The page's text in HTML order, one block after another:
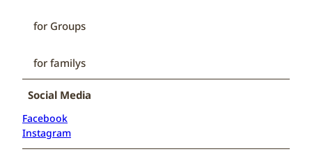
for Groups
for familys
Social Media
Facebook
Instagram